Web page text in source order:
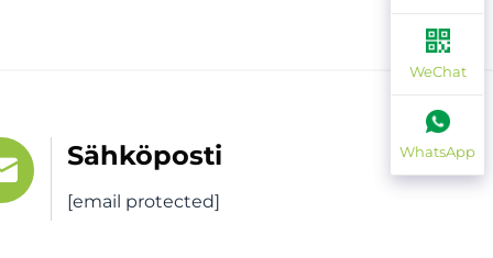
WeChat
WhatsApp
Sähköposti
[email protected]